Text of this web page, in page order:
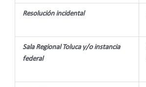
Resolución incidental
Sala Regional Toluca y/o instancia
federal